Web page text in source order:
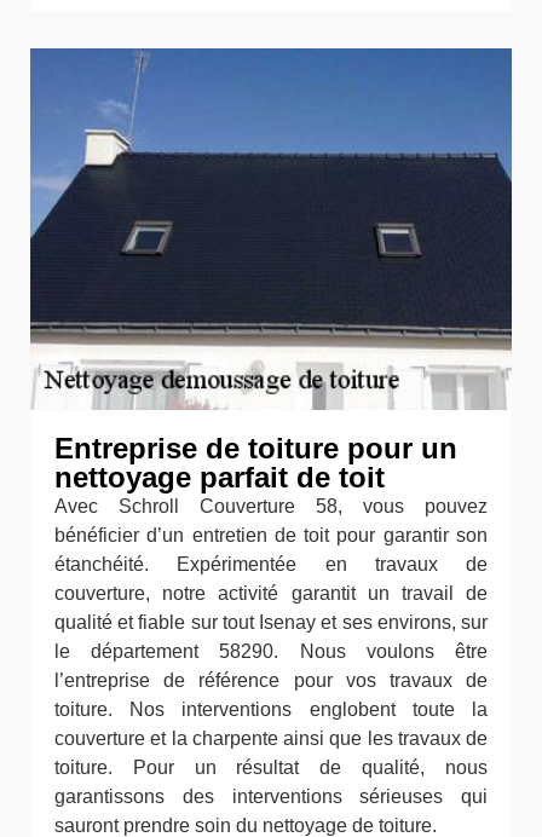
Entreprise de toiture pour un
nettoyage parfait de toit
Avec Schroll Couverture 58, vous pouvez
bénéficier d’un entretien de toit pour garantir son
étanchéité. Expérimentée en travaux de
couverture, notre activité garantit un travail de
qualité et fiable sur tout Isenay et ses environs, sur
le département 58290. Nous voulons être
l’entreprise de référence pour vos travaux de
toiture. Nos interventions englobent toute la
couverture et la charpente ainsi que les travaux de
toiture. Pour un résultat de qualité, nous
garantissons des interventions sérieuses qui
sauront prendre soin du nettoyage de toiture.